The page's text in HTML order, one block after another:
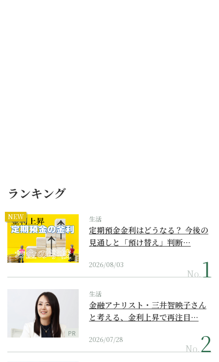
ランキング
NEW 生活
定期預金金利はどうなる？ 今後の
見通しと「預け替え」判断…
2026/08/03
No.
PR
生活
金融アナリスト・三井智映子さん
と考える、金利上昇で再注目…
2026/07/28
No.